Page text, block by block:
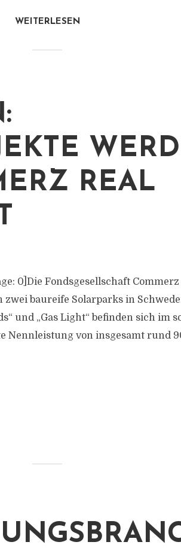
WEITERLESEN
REAL
0]Die Fondsgesellschaft
baureife Solarparks in
und „Gas Light“ befinden sich im
Nennleistung von insgesamt rund